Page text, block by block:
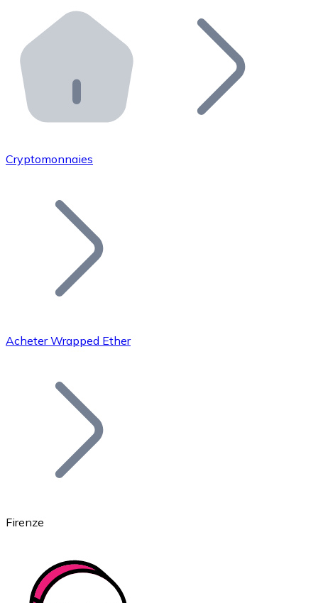
Distributeurs automatiques Bitnovo
Intégrez un ATM Bitnovo dans votre entreprise et
API Bitnovo
Intégrez notre API dans votre écosystème.
Rejoignez notre réseau de distributeurs et
Ajoutez le token de votre projet à notre service
Bitcoin
Ethereum
Cryptomonnaies
Acheter Wrapped Ether
Firenze